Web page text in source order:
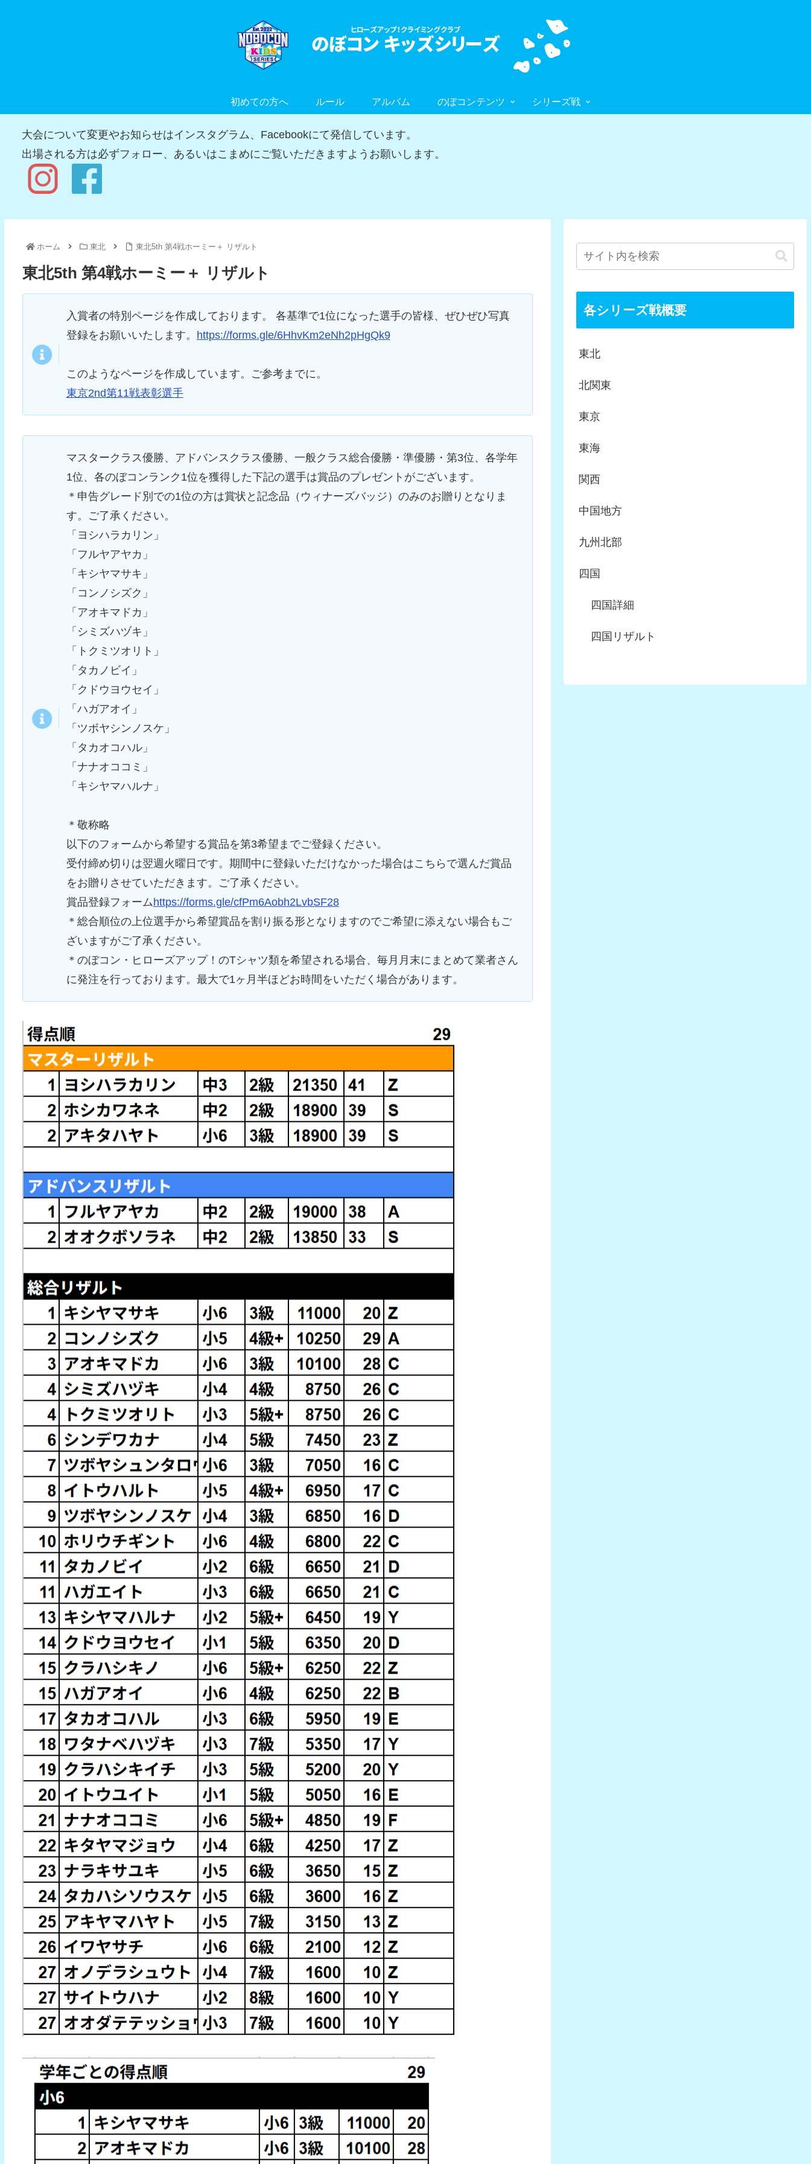
初めての方へ ルール アルバム のぼコンテンツ シリーズ戦
大会について変更やお知らせはインスタグラム、Facebookにて発信しています。
出場される方は必ずフォロー、あるいはこまめにご覧いただきますようお願いします。
ホーム 東北 東北5th 第4戦ホーミー＋ リザルト
東北5th 第4戦ホーミー＋ リザルト
入賞者の特別ページを作成しております。 各基準で1位になった選手の皆様、ぜひぜひ写真
登録をお願いいたします。
https://forms.gle/6HhvKm2eNh2pHgQk9
このようなページを作成しています。ご参考までに。
東京2nd第11戦表彰選手
マスタークラス優勝、アドバンスクラス優勝、一般クラス総合優勝・準優勝・第3位、各学年
1位、各のぼコンランク1位を獲得した下記の選手は賞品のプレゼントがございます。
＊申告グレード別での1位の方は賞状と記念品（ウィナーズバッジ）のみのお贈りとなりま
す。ご了承ください。
「ヨシハラカリン」
「フルヤアヤカ」
「キシヤマサキ」
「コンノシズク」
「アオキマドカ」
「シミズハヅキ」
「トクミツオリト」
「タカノビイ」
「クドウヨウセイ」
「ハガアオイ」
「ツボヤシンノスケ」
「タカオコハル」
「ナナオココミ」
「キシヤマハルナ」
＊敬称略
以下のフォームから希望する賞品を第3希望までご登録ください。
受付締め切りは翌週火曜日です。期間中に登録いただけなかった場合はこちらで選んだ賞品
をお贈りさせていただきます。ご了承ください。
賞品登録フォームhttps://forms.gle/cfPm6Aobh2LvbSF28
＊総合順位の上位選手から希望賞品を割り振る形となりますのでご希望に添えない場合もご
ざいますがご了承ください。
＊のぼコン・ヒローズアップ！のTシャツ類を希望される場合、毎月月末にまとめて業者さん
に発注を行っております。最大で1ヶ月半ほどお時間をいただく場合があります。
各シリーズ戦概要
東北
北関東
東京
東海
関西
中国地方
九州北部
四国
四国詳細
四国リザルト